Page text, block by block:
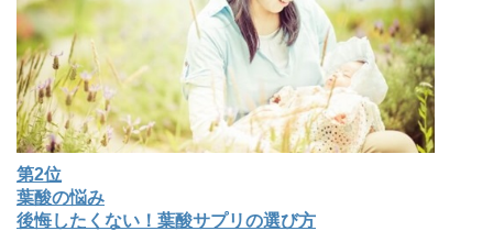
第2位
葉酸の悩み
後悔したくない！葉酸サプリの選び方